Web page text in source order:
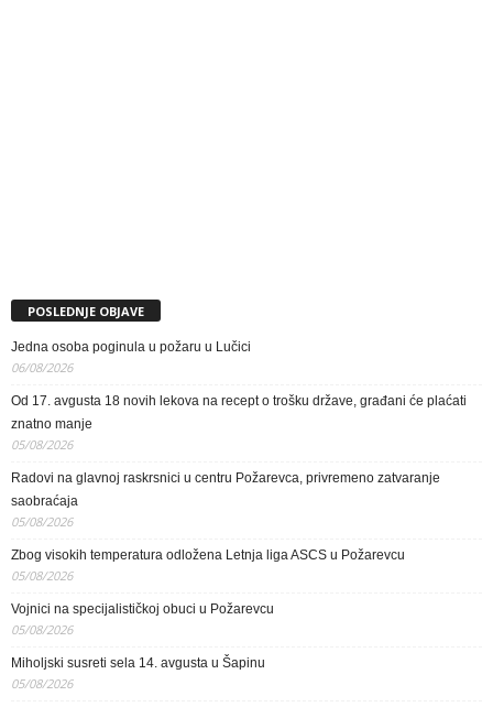
POSLEDNJE OBJAVE
Jedna osoba poginula u požaru u Lučici
06/08/2026
Od 17. avgusta 18 novih lekova na recept o trošku države, građani će plaćati
znatno manje
05/08/2026
Radovi na glavnoj raskrsnici u centru Požarevca, privremeno zatvaranje
saobraćaja
05/08/2026
Zbog visokih temperatura odložena Letnja liga ASCS u Požarevcu
05/08/2026
Vojnici na specijalističkoj obuci u Požarevcu
05/08/2026
Miholjski susreti sela 14. avgusta u Šapinu
05/08/2026